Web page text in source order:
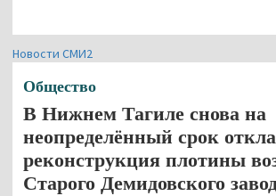
Новости СМИ2
Общество
В Нижнем Тагиле снова на
неопределённый срок
реконструкция плотины
Старого Демидовского